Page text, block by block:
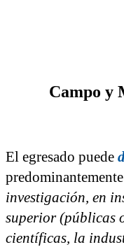
Campo y
El egresado puede
investigación, en
superior (públicas
científicas, la